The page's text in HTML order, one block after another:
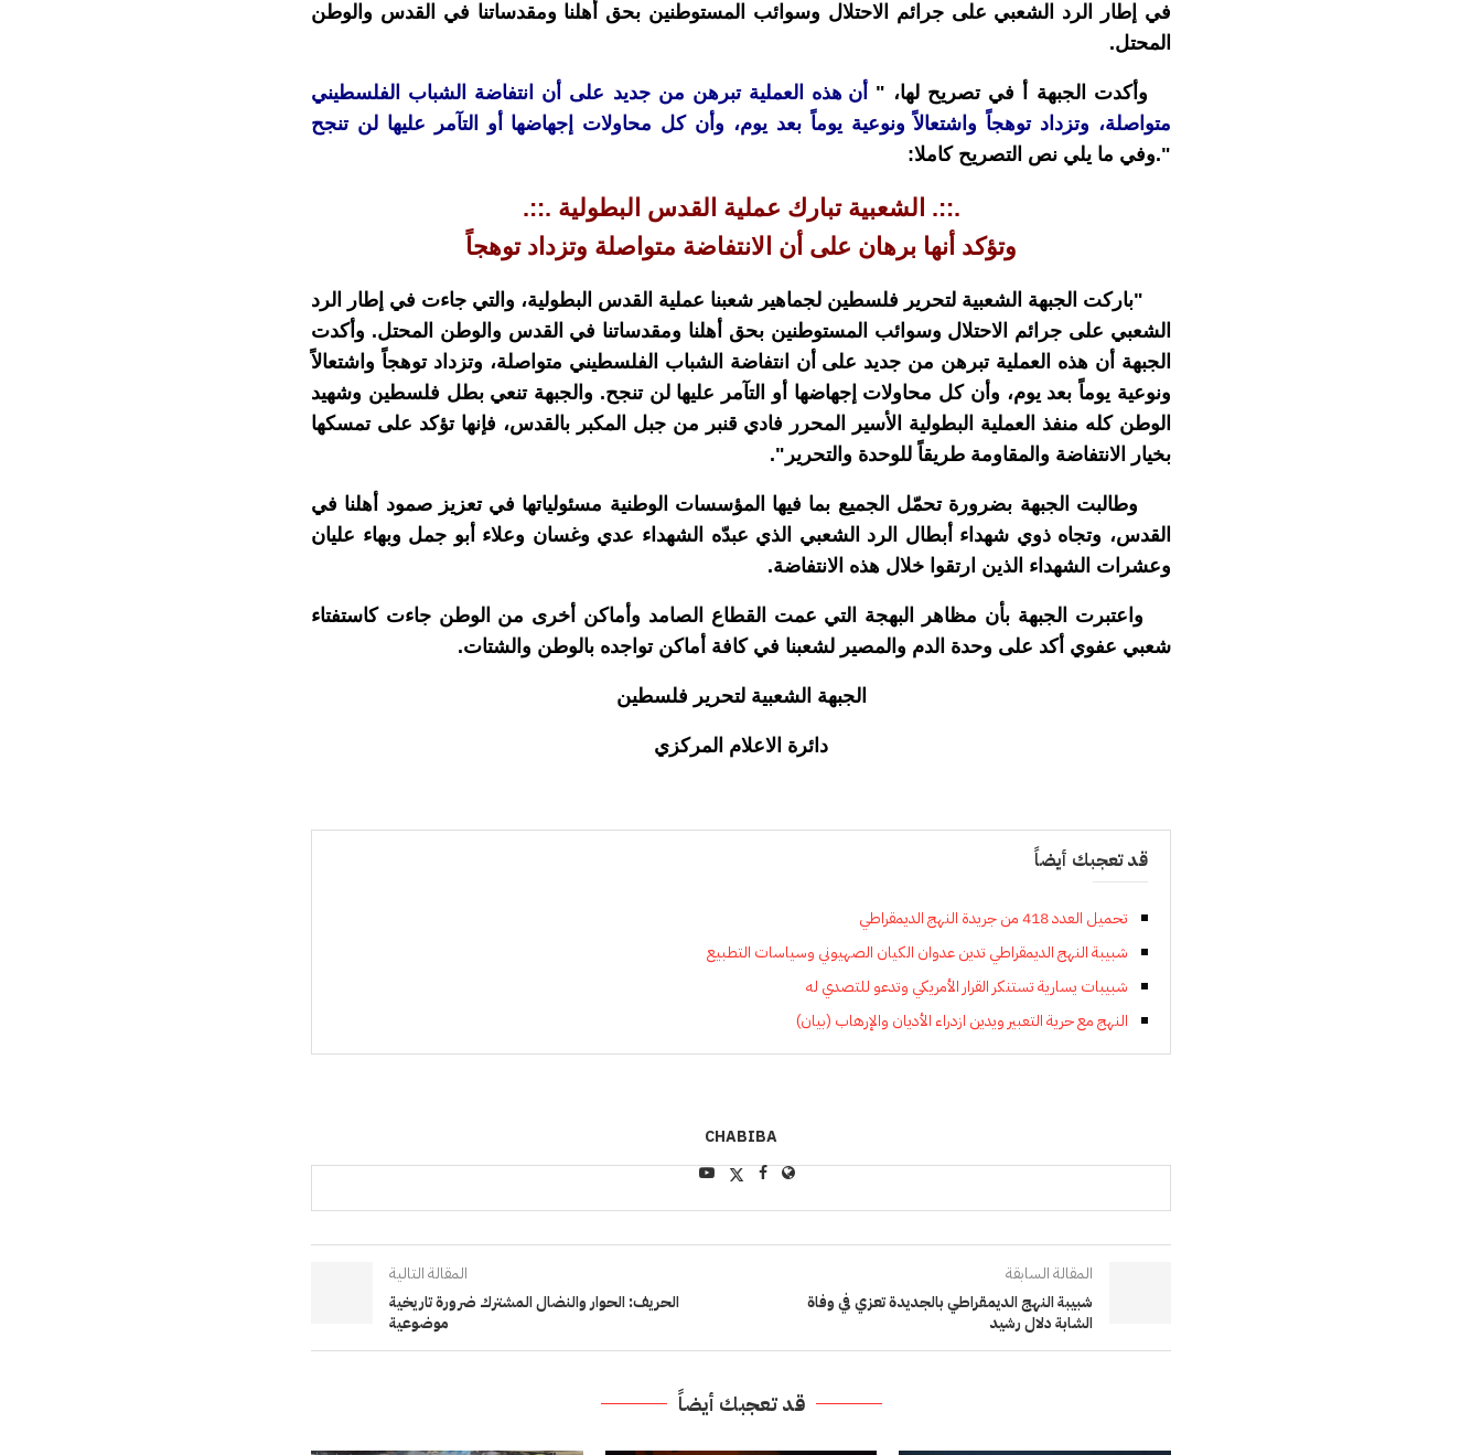
في إطار الرد الشعبي على جرائم الاحتلال وسوائب المستوطنين بحق أهلنا ومقدساتنا في القدس والوطن
المحتل.
وأكدت الجبهة أ في تصريح لها، "
أن هذه العملية تبرهن من جديد على أن انتفاضة الشباب الفلسطيني
متواصلة، وتزداد توهجاً واشتعالاً ونوعية يوماً بعد يوم، وأن كل محاولات إجهاضها أو التآمر عليها لن تنجح
".وفي ما يلي نص التصريح كاملا:
.::. الشعبية تبارك عملية القدس البطولية .::.
وتؤكد أنها برهان على أن الانتفاضة متواصلة وتزداد توهجاً
"باركت الجبهة الشعبية لتحرير فلسطين لجماهير شعبنا عملية القدس البطولية، والتي جاءت في إطار الرد
الشعبي على جرائم الاحتلال وسوائب المستوطنين بحق أهلنا ومقدساتنا في القدس والوطن المحتل. وأكدت
الجبهة أن هذه العملية تبرهن من جديد على أن انتفاضة الشباب الفلسطيني متواصلة، وتزداد توهجاً واشتعالاً
ونوعية يوماً بعد يوم، وأن كل محاولات إجهاضها أو التآمر عليها لن تنجح. والجبهة تنعي بطل فلسطين وشهيد
الوطن كله منفذ العملية البطولية الأسير المحرر فادي قنبر من جبل المكبر بالقدس، فإنها تؤكد على تمسكها
بخيار الانتفاضة والمقاومة طريقاً للوحدة والتحرير".
وطالبت الجبهة بضرورة تحمّل الجميع بما فيها المؤسسات الوطنية مسئولياتها في تعزيز صمود أهلنا في
القدس، وتجاه ذوي شهداء أبطال الرد الشعبي الذي عبدّه الشهداء عدي وغسان وعلاء أبو جمل وبهاء عليان
وعشرات الشهداء الذين ارتقوا خلال هذه الانتفاضة.
واعتبرت الجبهة بأن مظاهر البهجة التي عمت القطاع الصامد وأماكن أخرى من الوطن جاءت كاستفتاء
شعبي عفوي أكد على وحدة الدم والمصير لشعبنا في كافة أماكن تواجده بالوطن والشتات.
الجبهة الشعبية لتحرير فلسطين
دائرة الاعلام المركزي
قد تعجبك أيضاً
تحميل العدد 418 من جريدة النهج الديمقراطي
شبيبة النهج الديمقراطي تدين عدوان الكيان الصهيوني وسياسات التطبيع
شبيبات يسارية تستنكر القرار الأمريكي وتدعو للتصدي له
النهج مع حرية التعبير ويدين ازدراء الأديان والإرهاب (بيان)
CHABIBA
المقالة السابقة
شبيبة النهج الديمقراطي بالجديدة تعزي في وفاة
الشابة دلال رشيد
المقالة التالية
الحريف: الحوار والنضال المشترك ضرورة تاريخية
موضوعية
قد تعجبك أيضاً